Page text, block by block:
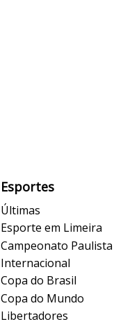
Esportes
Últimas
Esporte em Limeira
Campeonato Paulista
Internacional
Copa do Brasil
Copa do Mundo
Libertadores